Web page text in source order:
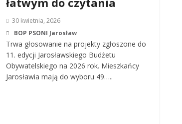
30 kwietnia, 2026
BOP PSONI Jarosław
Trwa głosowanie na projekty zgłoszone do
11. edycji Jarosławskiego Budżetu
Obywatelskiego na 2026 rok. Mieszkańcy
Jarosławia mają do wyboru 49…..